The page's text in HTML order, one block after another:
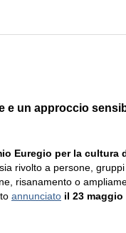
e un approccio
Euregio per la cultura
rivolto a persone,
risanamento o
annunciato il 23 maggio